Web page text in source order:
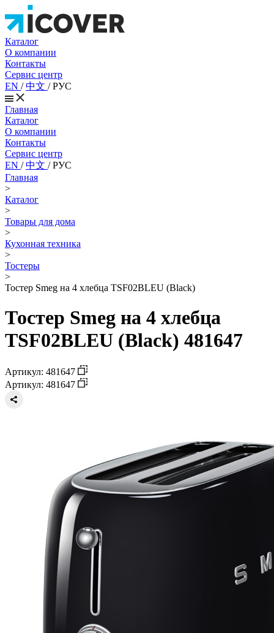
Каталог
О компании
Контакты
Сервис центр
EN /中文 /РУС
Главная
Каталог
О компании
Контакты
Сервис центр
EN /中文 /РУС
Главная
>
Каталог
>
Товары для дома
>
Кухонная техника
>
Тостеры
>
Тостер Smeg на 4 хлебца TSF02BLEU (Black)
Тостер Smeg на 4 хлебца
TSF02BLEU (Black) 481647
Артикул: 481647
Артикул: 481647